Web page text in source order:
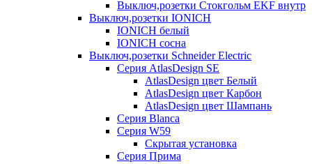
Выключ,розетки Стокгольм EKF внутр
Выключ,розетки IONICH
IONICH белый
IONICH сосна
Выключ,розетки Schneider Electric
Серия AtlasDesign SE
AtlasDesign цвет Белый
AtlasDesign цвет Карбон
AtlasDesign цвет Шампань
Серия Blanca
Серия W59
Скрытая установка
Серия Прима